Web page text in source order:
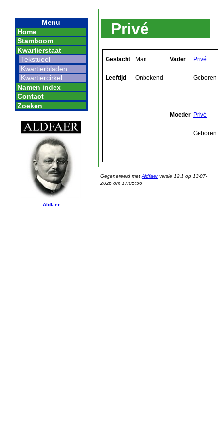
Menu
Home
Stamboom
Kwartierstaat
Tekstueel
Kwartierbladen
Kwartiercirkel
Namen index
Contact
Zoeken
Aldfaer
Privé
Geslacht Man
Leeftijd Onbekend
Vader Privé
Geboren
Moeder Privé
Geboren
Gegenereerd met Aldfaerversie 12.1 op 13-07-
2026 om 17:05:56